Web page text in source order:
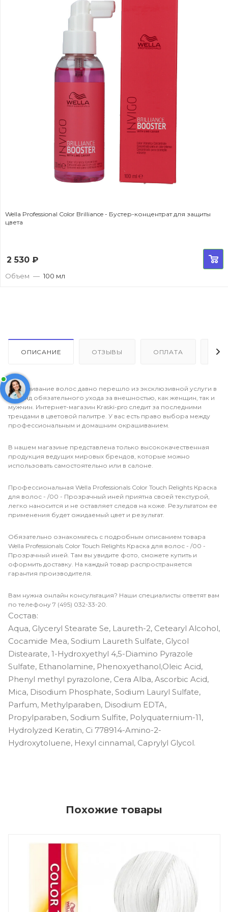
Wella Professional Color Brilliance - Бустер-концентрат для защиты
цвета
2 530 ₽
Объем — 100 мл
ОПИСАНИЕ ОТЗЫВЫ ОПЛАТА
Окрашивание волос давно перешло из эксклюзивной услуги в
разряд обязательного ухода за внешностью, как женщин, так и
мужчин. Интернет-магазин Kraski-pro следит за последними
трендами в цветовой палитре. У вас есть право выбора между
профессиональным и домашним окрашиванием.
В нашем магазине представлена только высококачественная
продукция ведущих мировых брендов, которые можно
использовать самостоятельно или в салоне.
Профессиональная Wella Professionals Color Touch Relights Краска
для волос - /00 - Прозрачный иней приятна своей текстурой,
легко наносится и не оставляет следов на коже. Результатом ее
применения будет ожидаемый цвет и результат.
Обязательно ознакомьтесь с подробным описанием товара
Wella Professionals Color Touch Relights Краска для волос - /00 -
Прозрачный иней. Там вы увидите фото, сможете купить и
оформить доставку. На каждый товар распространяется
гарантия производителя.
Вам нужна онлайн консультация? Наши специалисты ответят вам
по телефону 7 (495) 032-33-20.
Состав:
Aqua, Glyceryl Stearate Se, Laureth-2, Cetearyl Alcohol,
Cocamide Mea, Sodium Laureth Sulfate, Glycol
Distearate, 1-Hydroxyethyl 4,5-Diamino Pyrazole
Sulfate, Ethanolamine, Phenoxyethanol,Oleic Acid,
Phenyl methyl pyrazolone, Cera Alba, Ascorbic Acid,
Mica, Disodium Phosphate, Sodium Lauryl Sulfate,
Parfum, Methylparaben, Disodium EDTA,
Propylparaben, Sodium Sulfite, Polyquaternium-11,
Hydrolyzed Keratin, Ci 778914-Amino-2-
Hydroxytoluene, Hexyl cinnamal, Caprylyl Glycol.
Похожие товары